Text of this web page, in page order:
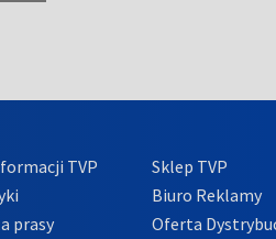
TVP
prasy
Sklep TVP
Biuro Reklamy
Oferta